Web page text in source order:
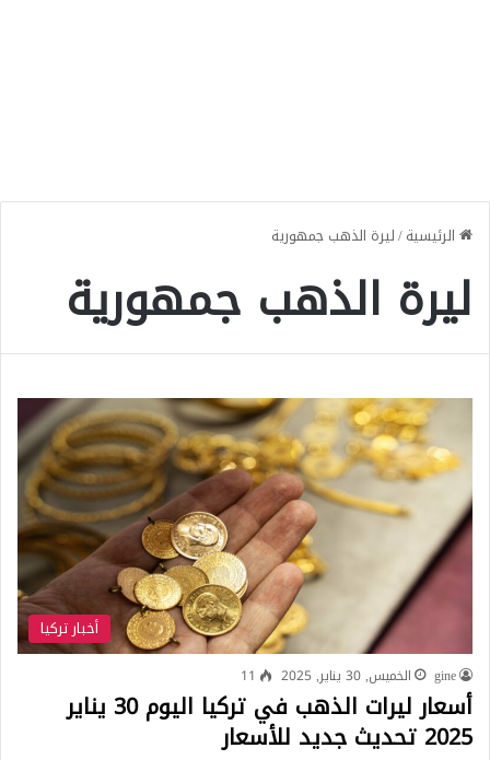
الرئيسية/ليرة الذهب جمهورية
ليرة الذهب جمهورية
أخبار تركيا
gine الخميس, 30 يناير, 2025 11
أسعار ليرات الذهب في تركيا اليوم 30 يناير
2025 تحديث جديد للأسعار